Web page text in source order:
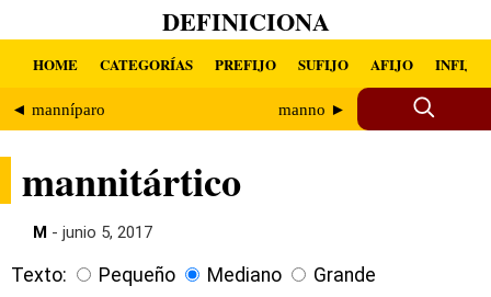
DEFINICIONA
HOME CATEGORÍAS PREFIJO SUFIJO AFIJO INFIJO
◄ manníparo manno ►
mannitártico
M - junio 5, 2017
Texto: Pequeño Mediano Grande